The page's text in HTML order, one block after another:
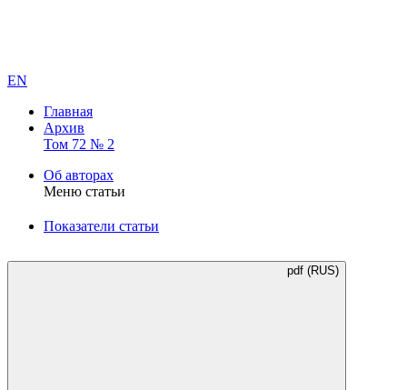
EN
Главная
Архив
Том 72 № 2
Об авторах
Меню статьи
Показатели статьи
pdf (RUS)